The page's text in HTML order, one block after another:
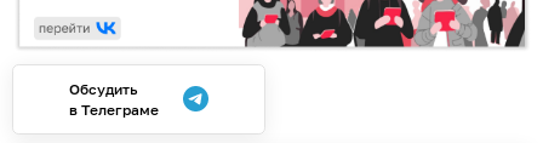
Обсудить
в Телеграме